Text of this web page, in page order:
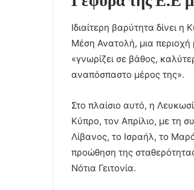
Ιδιαίτερη βαρύτητα δίνει
Μέση Ανατολή, μια περιοχή
«γνωρίζει σε βάθος,
αναπόσπαστο μέρος της».
Στο πλαίσιο αυτό, η
Κύπρο, τον Απρίλιο, με τη
Λίβανος, το Ισραήλ, το
προώθηση της
Νότια Γειτονία.